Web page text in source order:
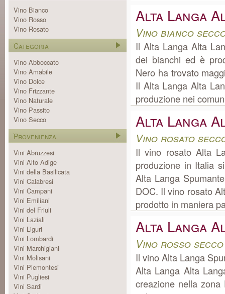
Vino Bianco
Vino Rosso
Vino Rosato
Categoria
Vino Abboccato
Vino Amabile
Vino Dolce
Vino Frizzante
Vino Naturale
Vino Passito
Vino Secco
Provenienza
Vini Abruzzesi
Vini Alto Adige
Vini della Basilicata
Vini Calabresi
Vini Campani
Vini Emiliani
Vini del Friuli
Vini Laziali
Vini Liguri
Vini Lombardi
Vini Marchigiani
Vini Molisani
Vini Piemontesi
Vini Pugliesi
Vini Sardi
Alta Langa
Vino bianco
Il Alta Langa Alta
dei bianchi ed è
Nero ha trovato
Il Alta Langa Alta
produzione nei
Alta Langa
Vino rosato
Il vino rosato Alta
produzione in Italia
Alta Langa
DOC. Il vino rosato
prodotto in maniera
Alta Langa
Vino rosso secco
Il vino Alta Langa
Alta Langa Alta
creazione nella